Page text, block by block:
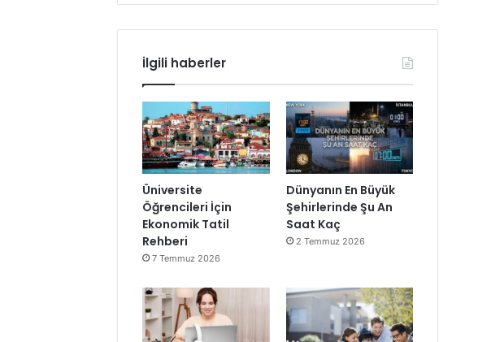
İlgili haberler
Üniversite
Öğrencileri İçin
Ekonomik Tatil
Rehberi
7 Temmuz 2026
Dünyanın En Büyük
Şehirlerinde Şu An
Saat Kaç
2 Temmuz 2026